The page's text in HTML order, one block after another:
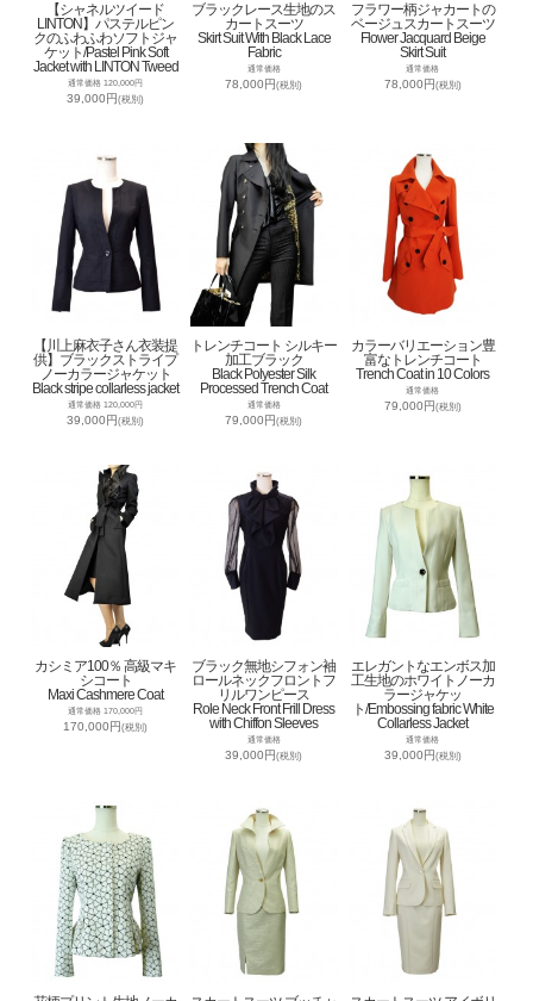
【シャネルツイード
LINTON】パステルピン
クのふわふわソフトジャ
ケット/Pastel Pink Soft
Jacket with LINTON Tweed
通常価格 120,000円
39,000円(税別)
ブラックレース生地のス
カートスーツ
Skirt Suit With Black Lace
Fabric
通常価格
78,000円(税別)
フラワー柄ジャカートの
ベージュスカートスーツ
Flower Jacquard Beige
Skirt Suit
通常価格
78,000円(税別)
【川上麻衣子さん衣装提
供】ブラックストライプ
ノーカラージャケット
Black stripe collarless jacket
通常価格 120,000円
39,000円(税別)
トレンチコート シルキー
加工ブラック
Black Polyester Silk
Processed Trench Coat
通常価格
79,000円(税別)
カラーバリエーション豊
富なトレンチコート
Trench Coat in 10 Colors
通常価格
79,000円(税別)
カシミア100％ 高級マキ
シコート
Maxi Cashmere Coat
通常価格 170,000円
170,000円(税別)
ブラック無地シフォン袖
ロールネックフロントフ
リルワンピース
Role Neck Front Frill Dress
with Chiffon Sleeves
通常価格
39,000円(税別)
エレガントなエンボス加
工生地のホワイトノーカ
ラージャケッ
ト/Embossing fabric White
Collarless Jacket
通常価格
39,000円(税別)